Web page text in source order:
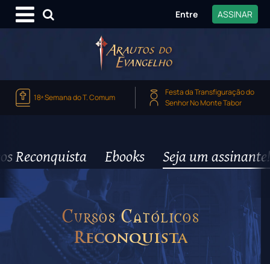
Entre ASSINAR
18ª Semana do T. Comum
Festa da Transfiguração do
Senhor No Monte Tabor
Reconquista Ebooks Seja um assinante!
Cursos Católicos
Reconquista